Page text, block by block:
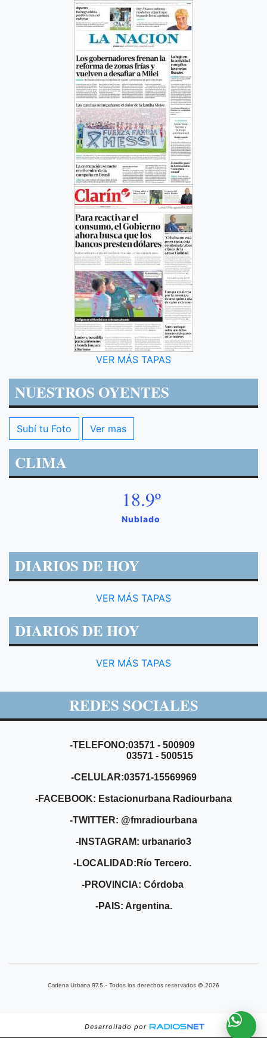
VER MÁS TAPAS
NUESTROS OYENTES
Subí tu Foto Ver mas
CLIMA
18.9º
Nublado
DIARIOS DE HOY
VER MÁS TAPAS
DIARIOS DE HOY
VER MÁS TAPAS
REDES SOCIALES
-TELEFONO:03571 - 500909
03571 - 500515
-CELULAR:03571-15569969
-FACEBOOK: Estacionurbana Radiourbana
-TWITTER: @fmradiourbana
-INSTAGRAM: urbanario3
-LOCALIDAD:Río Tercero.
-PROVINCIA: Córdoba
-PAIS: Argentina.
Cadena Urbana ​97.5 - Todos los derechos reservados © 2026
Desarrollado por